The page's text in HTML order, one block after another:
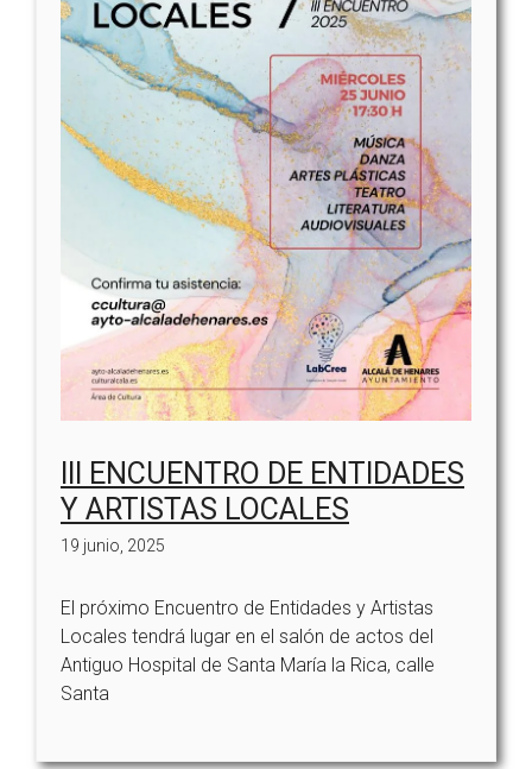
III ENCUENTRO DE ENTIDADES
Y ARTISTAS LOCALES
19 junio, 2025
El próximo Encuentro de Entidades y Artistas
Locales tendrá lugar en el salón de actos del
Antiguo Hospital de Santa María la Rica, calle
Santa